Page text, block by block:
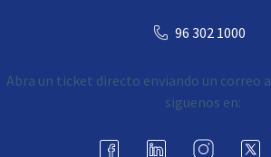
96 302 1000
Abra un ticket directo enviando un correo a
siguenos en: